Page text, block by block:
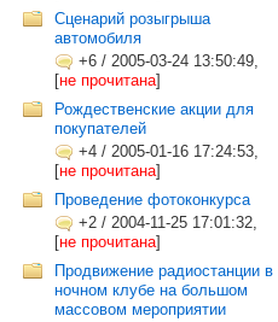
Сценарий розыгрыша
автомобиля
+6 / 2005-03-24 13:50:49,
[не прочитана]
Рождественские акции для
покупателей
+4 / 2005-01-16 17:24:53,
[не прочитана]
Проведение фотоконкурса
+2 / 2004-11-25 17:01:32,
[не прочитана]
Продвижение радиостанции в
ночном клубе на большом
массовом мероприятии